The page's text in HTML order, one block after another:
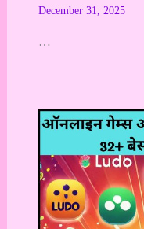
December 31, 2025
…